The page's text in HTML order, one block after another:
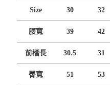
Size 30 32
腰寬 39 42
前檔長 30.5 31
臀寬 51 53